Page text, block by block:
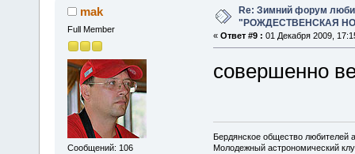
mak
Full Member
Сообщений: 106
Re: Зимний форум
"РОЖДЕСТВЕНСКАЯ
« Ответ #9 : 01 Декабря 2009,
совершенно
Бердянское общество любителей
Молодежный астрономический